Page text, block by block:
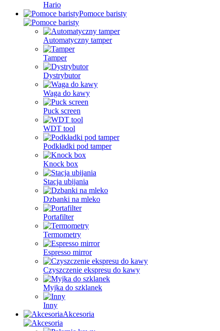
Hario
Pomoce baristy
Automatyczny tamper
Tamper
Dystrybutor
Waga do kawy
Puck screen
WDT tool
Podkładki pod tamper
Knock box
Stacja ubijania
Dzbanki na mleko
Portafilter
Termometry
Espresso mirror
Czyszczenie ekspresu do kawy
Myjka do szklanek
Inny
Akcesoria